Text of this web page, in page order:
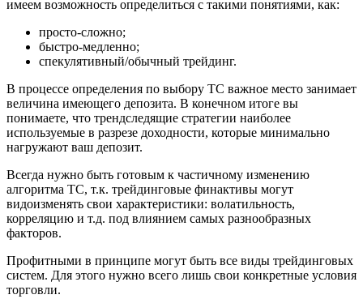
имеем возможность определиться с такими понятиями, как:
просто-сложно;
быстро-медленно;
спекулятивный/обычный трейдинг.
В процессе определения по выбору ТС важное место занимает
величина имеющего депозита. В конечном итоге вы
понимаете, что трендследящие стратегии наиболее
используемые в разрезе доходности, которые минимально
нагружают ваш депозит.
Всегда нужно быть готовым к частичному изменению
алгоритма ТС, т.к. трейдинговые финактивы могут
видоизменять свои характеристики: волатильность,
корреляцию и т.д. под влиянием самых разнообразных
факторов.
Профитными в принципе могут быть все виды трейдинговых
систем. Для этого нужно всего лишь свои конкретные условия
торговли.